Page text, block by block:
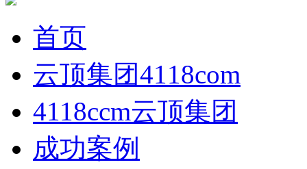
首页
云顶集团4118com
4118ccm云顶集团
成功案例